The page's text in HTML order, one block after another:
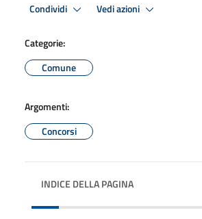
Condividi Vedi azioni
Categorie:
Comune
Argomenti:
Concorsi
INDICE DELLA PAGINA